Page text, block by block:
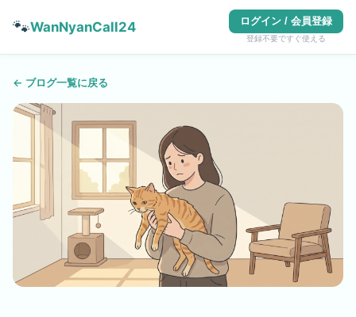
🐾WanNyanCall24 ログイン / 会員登録
登録不要ですぐ使える
← ブログ一覧に戻る